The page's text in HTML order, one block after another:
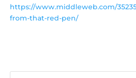
https://www.middleweb.com/
from-that-red-pen/